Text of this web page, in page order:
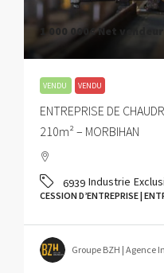
1 000 000€Net vendeur
VENDU VENDU
ENTREPRISE DE
210m² – MORBIHAN
6939 Industrie
CESSION D’ENTREPRISE |
Groupe BZH | Agence